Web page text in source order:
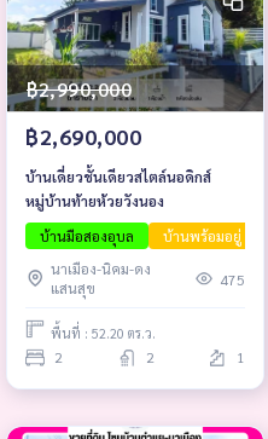
฿2,990,000
฿2,690,000
บ้านเดี่ยวชั้นเดียวสไตล์นอดิกส์
หมู่บ้านท้ายห้วยวังนอง
บ้านมือสองอุบล
บ้านพร้อมอยู่
นาเมือง-นิคม-ดง
แสนสุข
475
พื้นที่ : 52.20 ตร.ว.
2 2 1